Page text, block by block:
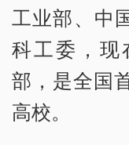
工业部、中
科工委，现
部，是全国
高校。